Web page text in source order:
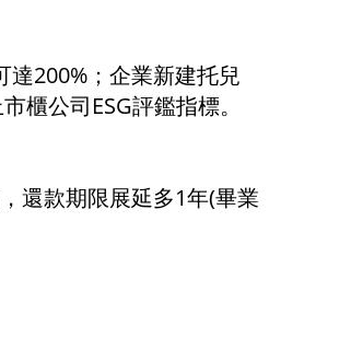
200%；企業新建托兒
櫃公司ESG評鑑指標。
還款期限展延多1年(畢業